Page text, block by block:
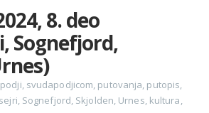
8. deo
Sognefjord,
, svudapodjicom, putovanja, putopis,
, Sognefjord, Skjolden, Urnes, kultura,